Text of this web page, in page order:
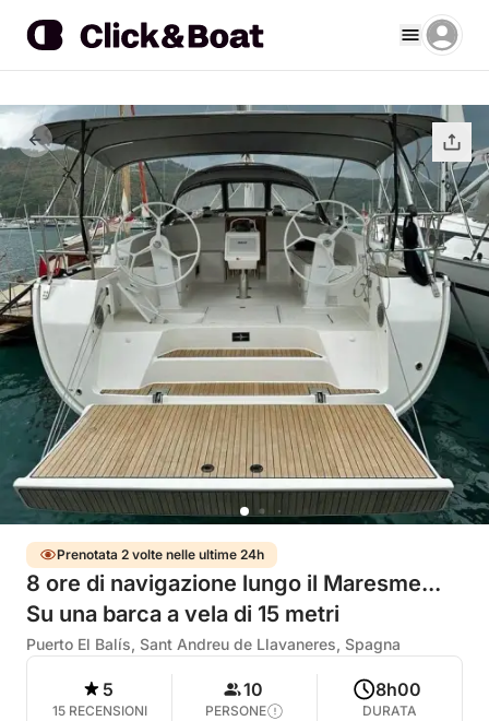
Prenotata 2 volte nelle ultime 24h
8 ore di navigazione lungo il Maresme...
Su una barca a vela di 15 metri
Puerto El Balís, Sant Andreu de Llavaneres, Spagna
5
15 RECENSIONI
10
PERSONE
8h00
DURATA